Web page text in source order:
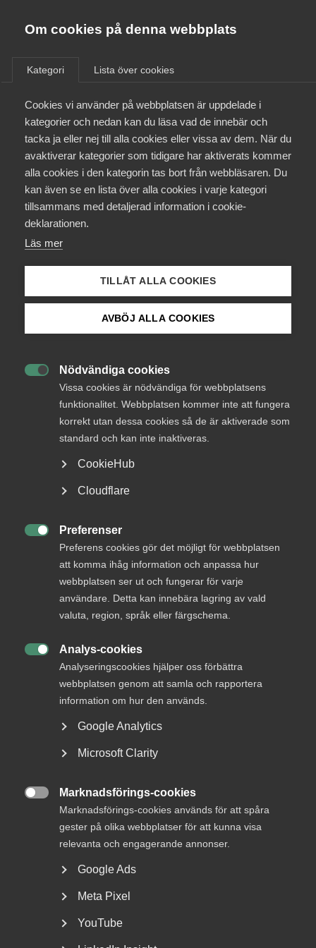
Om cookies på denna webbplats
Kategori Lista över cookies
Cookies vi använder på webbplatsen är uppdelade i
kategorier och nedan kan du läsa vad de innebär och
tacka ja eller nej till alla cookies eller vissa av dem. När du
avaktiverar kategorier som tidigare har aktiverats kommer
alla cookies i den kategorin tas bort från webbläsaren. Du
kan även se en lista över alla cookies i varje kategori
tillsammans med detaljerad information i cookie-
deklarationen.
Läs mer
TILLÅT ALLA COOKIES
AVBÖJ ALLA COOKIES
Nödvändiga cookies
Vissa cookies är nödvändiga för webbplatsens
funktionalitet. Webbplatsen kommer inte att fungera
korrekt utan dessa cookies så de är aktiverade som
standard och kan inte inaktiveras.
CookieHub
Cloudflare
Preferenser
Preferens cookies gör det möjligt för webbplatsen
att komma ihåg information och anpassa hur
webbplatsen ser ut och fungerar för varje
användare. Detta kan innebära lagring av vald
valuta, region, språk eller färgschema.
Analys-cookies
Analyseringscookies hjälper oss förbättra
webbplatsen genom att samla och rapportera
information om hur den används.
Google Analytics
Microsoft Clarity
Marknadsförings-cookies
Marknadsförings-cookies används för att spåra
gester på olika webbplatser för att kunna visa
relevanta och engagerande annonser.
Google Ads
Meta Pixel
YouTube
Almega Utbildning
Innovations­företagen
Kompetens­företagen
Medie­företagen
Säkerhets­företagen
Tåg­företagen
Om Almega
Aktuellt
Medlemskapet
Mina sidor
Kurser & utbildningar
Logga in på Arbetsgivarguiden
Sök på almega.se
Cookie-inställningar
Kompetensavdrag
Välkommet förslag från MP om
kompetensavdraget
Miljöpartiet har idag presenterat sin vårbudgetmotion,
utbildningskostnader. Detta välkomnas av Almega och
förbund, däribland TechSverige och Innovationsföretagen.
Bli en del av framtidens
arbetsliv
Jobb & karriär
Om Almega
Bli medlem
Rådgivning och hjälp
Kontakta Almega
hjälper dig att göra rätt